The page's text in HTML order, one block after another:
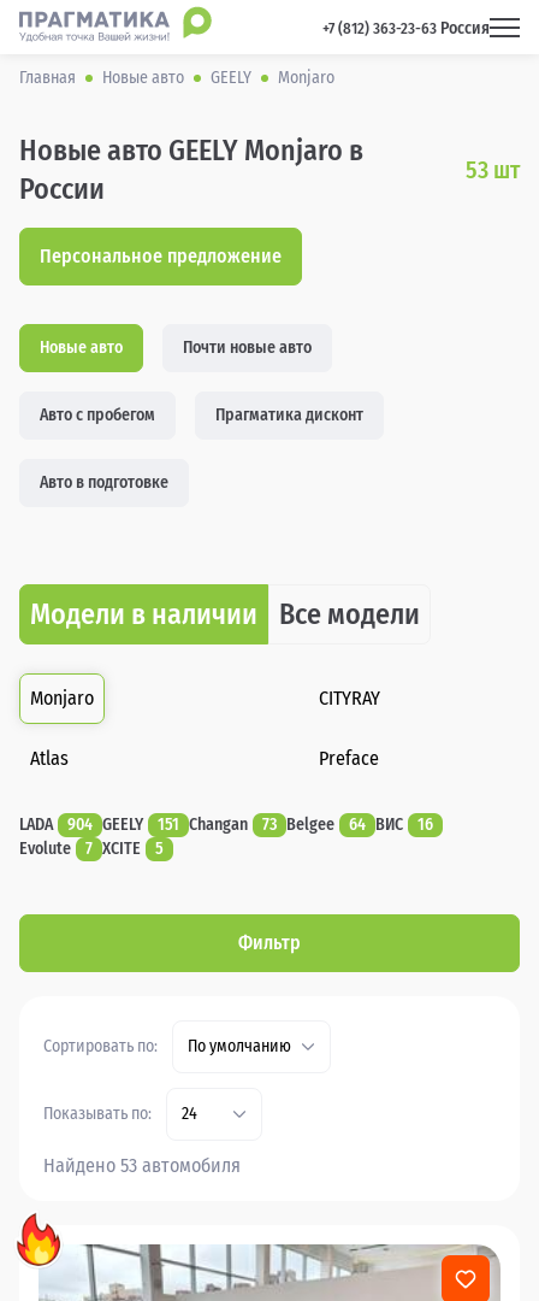
+7 (812) 363-23-63 Россия
Главная Новые авто GEELY Monjaro
Новые авто GEELY Monjaro в
России
53 шт
Персональное предложение
Новые авто Почти новые авто
Авто с пробегом Прагматика дисконт
Авто в подготовке
Модели в наличии Все модели
Monjaro CITYRAY
Atlas Preface
LADA 904 GEELY 151 Changan 73 Belgee 64 ВИС
16
Evolute
7 XCITE 5
Фильтр
Сортировать по: По умолчанию
Показывать по: 24
Найдено 53 автомобиля